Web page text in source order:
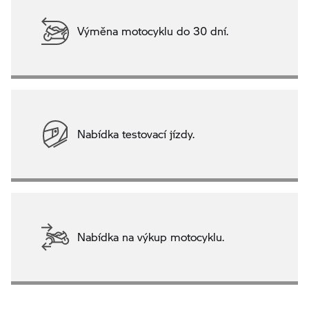
Výměna motocyklu do 30 dní.
Nabídka testovací jízdy.
Nabídka na výkup motocyklu.